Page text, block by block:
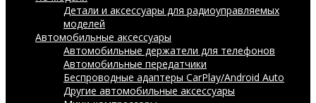
Детали и аксессуары для радиоуправляемых
моделей
Автомобильные аксессуары
Автомобильные держатели для телефонов
Автомобильные передатчики
Беспроводные адаптеры CarPlay/Android Auto
Другие автомобильные аксессуары